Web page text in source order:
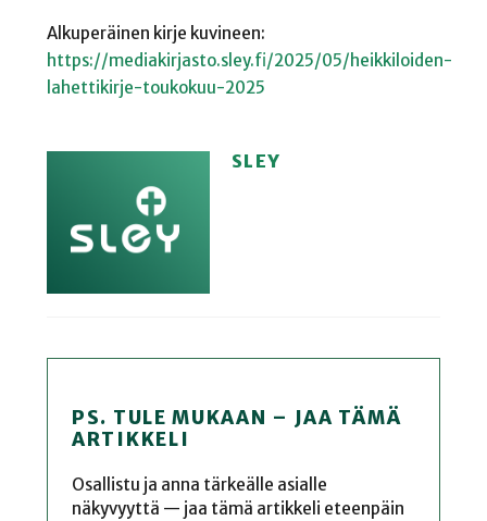
Alkuperäinen kirje kuvineen:
https://mediakirjasto.sley.fi/2025/05/heikkiloiden-
lahettikirje-toukokuu-2025
SLEY
PS. TULE MUKAAN – JAA TÄMÄ
ARTIKKELI
Osallistu ja anna tärkeälle asialle
näkyvyyttä — jaa tämä artikkeli eteenpäin